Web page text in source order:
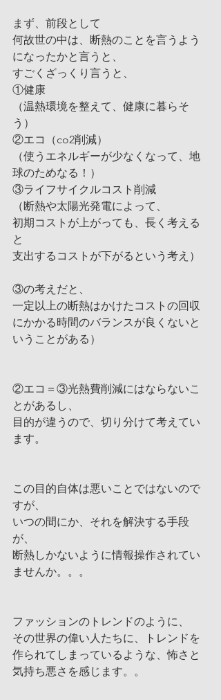
まず、前段として
何故世の中は、断熱のことを言うよう
になったかと言うと、
すごくざっくり言うと、
①健康
（温熱環境を整えて、健康に暮らそ
う）
②エコ（co2削減）
（使うエネルギーが少なくなって、地
球のためなる！）
③ライフサイクルコスト削減
（断熱や太陽光発電によって、
初期コストが上がっても、長く考える
と
支出するコストが下がるという考え）
③の考えだと、
一定以上の断熱はかけたコストの回収
にかかる時間のバランスが良くないと
いうことがある）
②エコ＝③光熱費削減にはならないこ
とがあるし、
目的が違うので、切り分けて考えてい
ます。
この目的自体は悪いことではないので
すが、
いつの間にか、それを解決する手段
が、
断熱しかないように情報操作されてい
ませんか。。。
ファッションのトレンドのように、
その世界の偉い人たちに、トレンドを
作られてしまっているような、怖さと
気持ち悪さを感じます。。